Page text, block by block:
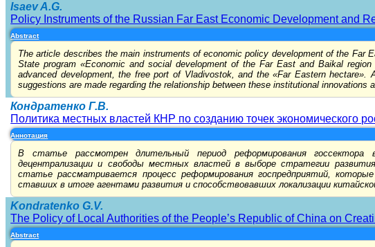
Isaev A.G.
Policy Instruments of the Russian Far East Economic Development and
Abstract
The article describes the main instruments of economic policy development of the
State program «Economic and social development of the Far East and Baikal
advanced development, the free port of Vladivostok, and the «Far Eastern
suggestions are made regarding the relationship between these institutional innovations
Кондратенко Г.В.
Политика местных властей КНР по созданию точек экономического
Аннотация
В статье рассмотрен длительный период реформирования
децентрализации и свободы местных властей в выборе стратегии
статье рассматривается процесс реформирования госпредприятий,
ставших в итоге агентами развития и способствовавших локализации
Kondratenko G.V.
The Policy of Local Authorities of the People’s Republic of China on
Abstract